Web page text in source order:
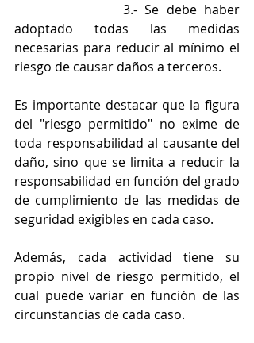
adoptado todas las medidas
necesarias para reducir al mínimo el
riesgo de causar daños a terceros.
Es importante destacar que la figura
del "riesgo permitido" no exime de
toda responsabilidad al causante del
daño, sino que se limita a reducir la
responsabilidad en función del grado
de cumplimiento de las medidas de
seguridad exigibles en cada caso.
Además, cada actividad tiene su
propio nivel de riesgo permitido, el
cual puede variar en función de las
circunstancias de cada caso.